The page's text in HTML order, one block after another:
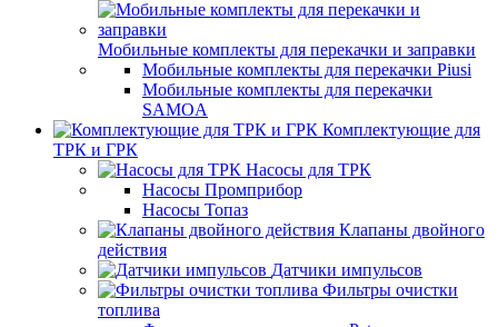
Мобильные комплекты для перекачки и заправки
Мобильные комплекты для перекачки Piusi
Мобильные комплекты для перекачки
SAMOA
Комплектующие для
ТРК и ГРК
Насосы для ТРК
Насосы Промприбор
Насосы Топаз
Клапаны двойного
действия
Датчики импульсов
Фильтры очистки
топлива